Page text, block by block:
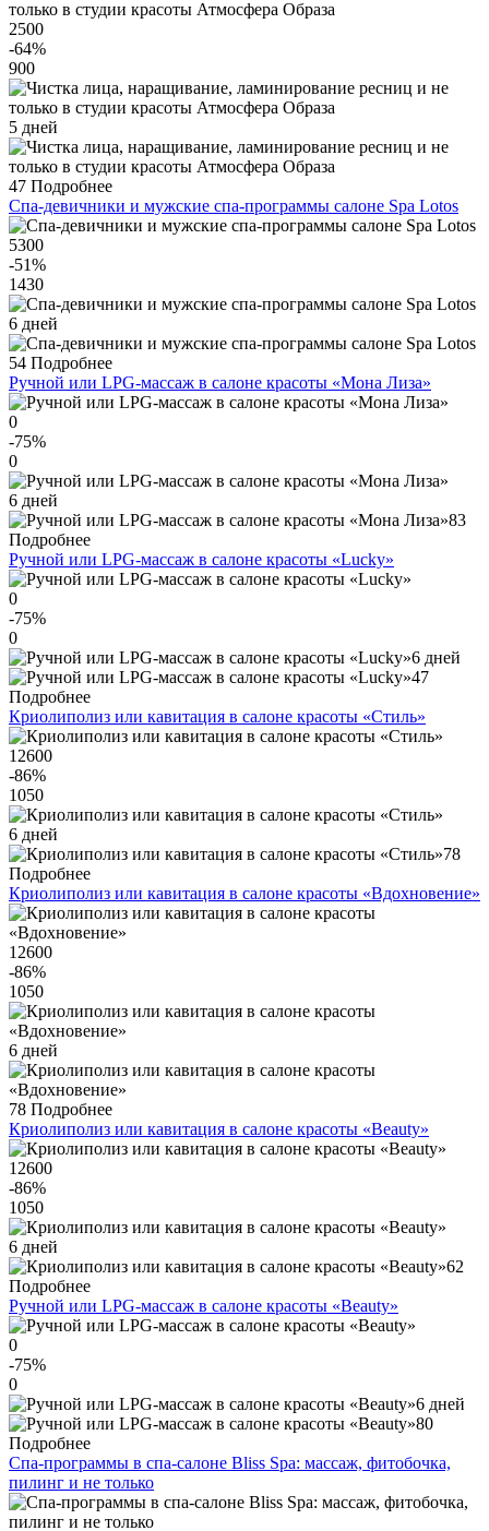
2500
-64%
900
5 дней
47 Подробнее
Спа-девичники и мужские спа-программы салоне Spa Lotos
5300
-51%
1430
6 дней
54 Подробнее
Ручной или LPG-массаж в салоне красоты «Мона Лиза»
0
-75%
0
6 дней
83
Подробнее
Ручной или LPG-массаж в салоне красоты «Lucky»
0
-75%
0
6 дней
47
Подробнее
Криолиполиз или кавитация в салоне красоты «Стиль»
12600
-86%
1050
6 дней
78
Подробнее
Криолиполиз или кавитация в салоне красоты «Вдохновение»
12600
-86%
1050
6 дней
78 Подробнее
Криолиполиз или кавитация в салоне красоты «Beauty»
12600
-86%
1050
6 дней
62
Подробнее
Ручной или LPG-массаж в салоне красоты «Beauty»
0
-75%
0
6 дней
80
Подробнее
Спа-программы в спа-салоне Bliss Spa: массаж, фитобочка,
пилинг и не только